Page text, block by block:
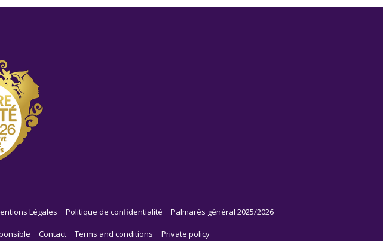
Légales Politique de confidentialité Palmarès général 2025/2026
Contact Terms and conditions Private policy